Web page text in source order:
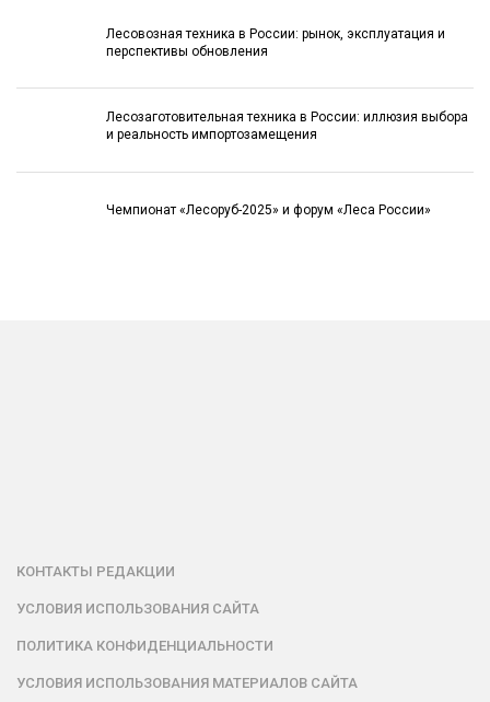
Лесовозная техника в России: рынок, эксплуатация и
перспективы обновления
Лесозаготовительная техника в России: иллюзия выбора
и реальность импортозамещения
Чемпионат «Лесоруб-2025» и форум «Леса России»
КОНТАКТЫ РЕДАКЦИИ
УСЛОВИЯ ИСПОЛЬЗОВАНИЯ САЙТА
ПОЛИТИКА КОНФИДЕНЦИАЛЬНОСТИ
УСЛОВИЯ ИСПОЛЬЗОВАНИЯ МАТЕРИАЛОВ САЙТА